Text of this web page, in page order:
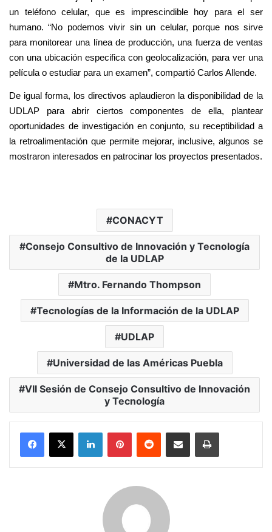
un teléfono celular, que es imprescindible hoy para el ser
humano. “No podemos vivir sin un celular, porque nos sirve
para monitorear una línea de producción, una fuerza de ventas
con una ubicación especifica con geolocalización, para ver una
película o estudiar para un examen”, compartió Carlos Allende.
De igual forma, los directivos aplaudieron la disponibilidad de la
UDLAP para abrir ciertos componentes de ella, plantear
oportunidades de investigación en conjunto, su receptibilidad a
la retroalimentación que permite mejorar, inclusive, algunos se
mostraron interesados en patrocinar los proyectos presentados.
CONACYT
Consejo Consultivo de Innovación y Tecnología
de la UDLAP
Mtro. Fernando Thompson
Tecnologías de la Información de la UDLAP
UDLAP
Universidad de las Américas Puebla
VII Sesión de Consejo Consultivo de Innovación
y Tecnología
LinkedInPinterestReddit Share via Email Print